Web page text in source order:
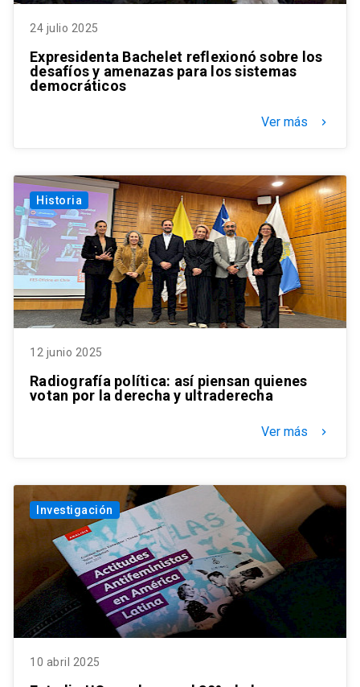
24 julio 2025
Expresidenta Bachelet reflexionó sobre los
desafíos y amenazas para los sistemas
democráticos
Ver más keyboard_arrow_right
Historia
12 junio 2025
Radiografía política: así piensan quienes
votan por la derecha y ultraderecha
Ver más keyboard_arrow_right
Investigación
10 abril 2025